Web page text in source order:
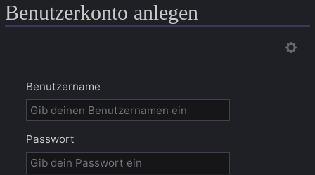
Benutzerkonto anlegen
Benutzername
Passwort